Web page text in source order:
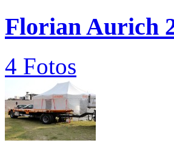
Florian Aurich
4 Fotos